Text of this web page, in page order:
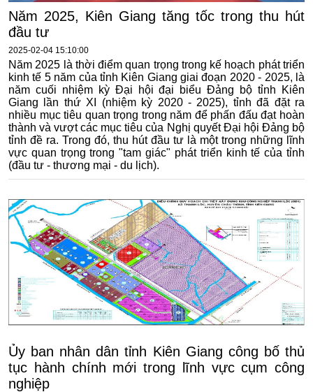
Năm 2025, Kiên Giang tăng tốc trong thu hút
đầu tư
2025-02-04 15:10:00
Năm 2025 là thời điểm quan trọng trong kế hoạch phát triển
kinh tế 5 năm của tỉnh Kiên Giang giai đoạn 2020 - 2025, là
năm cuối nhiệm kỳ Đại hội đại biểu Đảng bộ tỉnh Kiên
Giang lần thứ XI (nhiệm kỳ 2020 - 2025), tỉnh đã đặt ra
nhiều mục tiêu quan trọng trong năm để phấn đấu đạt hoàn
thành và vượt các mục tiêu của Nghị quyết Đại hội Đảng bộ
tỉnh đề ra. Trong đó, thu hút đầu tư là một trong những lĩnh
vực quan trọng trong "tam giác" phát triển kinh tế của tỉnh
(đầu tư - thương mại - du lịch).
Ủy ban nhân dân tỉnh Kiên Giang công bố thủ
tục hành chính mới trong lĩnh vực cụm công
nghiệp